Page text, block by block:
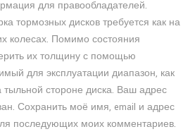
для правообладателей.
тормозных дисков требуется как на
колесах. Помимо состояния
их толщину с помощью
для эксплуатации диапазон, как
тыльной стороне диска. Ваш адрес
Сохранить моё имя, email и адрес
последующих моих комментариев.